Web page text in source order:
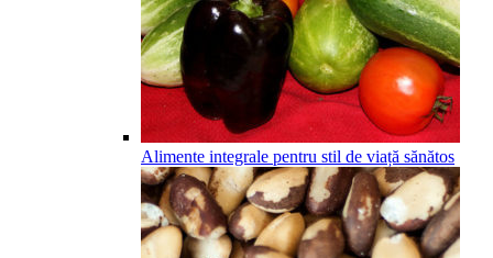
Alimente integrale pentru stil de viață sănătos